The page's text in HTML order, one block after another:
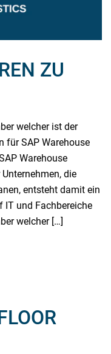
ZU
welcher ist der
für SAP Warehouse
Warehouse
die
entsteht damit ein
und Fachbereiche
welcher […]